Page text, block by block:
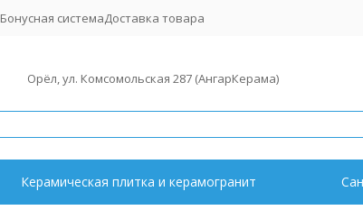
Бонусная системаДоставка товара
Орёл, ул. Комсомольская 287 (АнгарКерама)
Керамическая плитка и керамогранит